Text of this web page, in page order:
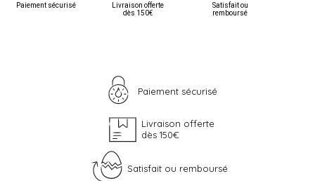
Paiement sécurisé
Livraison offerte
dès 150€
Satisfait ou
remboursé
Paiement sécurisé
Livraison offerte
dès 150€
Satisfait ou remboursé